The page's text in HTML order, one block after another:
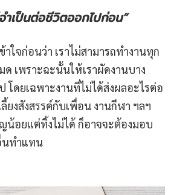
ำเป็นต่อชีวิตออกไปก่อน”
ใจก่อนว่า เราไม่สามารถทำงานทุก
เพราะฉะนั้นให้เราผัดงานบาง
โดยเฉพาะงานที่ไม่ได้ส่งผลอะไรต่อ
ยงสังสรรค์กับเพื่อน งานกีฬา ฯลฯ
น้อยแต่ทิ้งไม่ได้ ก็อาจจะต้องมอบ
นทำแทน